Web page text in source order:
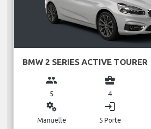
BMW 2 SERIES ACTIVE TOURER
group
5
business_center
4
miscellaneous_services
Manuelle
login
5 Porte